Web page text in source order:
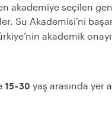
seçilen
Su Akademisi’ni
akademik
15-30 yaş arasında yer